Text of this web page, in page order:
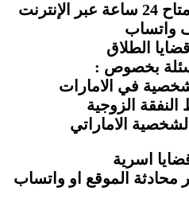
اسال محامي اون لاين متاح 24 ساعة عبر الإنترنت
واتساب
الطلاق
بخصوص :
في الامارات
الزوجية
الاماراتي
اسرية
محادثة الموقع او واتساب